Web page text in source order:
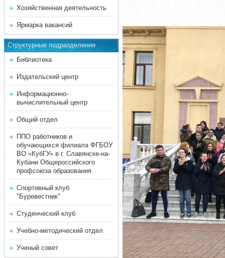
Хозяйственная деятельность
Ярмарка вакансий
Структурные подразделения
Библиотека
Издательский центр
Информационно-
вычислительный центр
Общий отдел
ППО работников и
обучающихся филиала ФГБОУ
ВО «КубГУ» в г. Славянске-на-
Кубани Общероссийского
профсоюза образования
Спортивный клуб
"Буревестник"
Студенческий клуб
Учебно-методический отдел
Ученый совет